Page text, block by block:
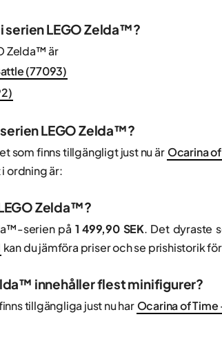
serien LEGO Zelda™?
Zelda™ är
(77093)
LEGO Zelda™?
som finns tillgängligt just nu är Ocarina
ordning är:
Zelda™?
serien på 1 499,90 SEK. Det dyraste
kan du jämföra priser och se prishistorik
innehåller flest minifigurer?
tillgängliga just nu har Ocarina of Time